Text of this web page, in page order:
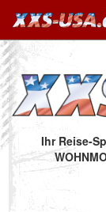
Ihr Reise-